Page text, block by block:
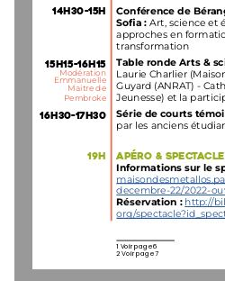
CONFÉRENCE DE
SOFIA : ART,
APPROCHES EN
TRANSFORMATION
TABLE RONDE
LAURIE CHARLIER
GUYARD (ANRAT) -
JEUNESSE) ET LA
SÉRIE DE
PAR LES ANCIENS
APÉRO &
INFORMATIONS
DECEMBRE-22/
RÉSERVATION : HTTP://
ORG/
1 VOIR PAGE 6
2 VOIR PAGE 7
14H30-15H
15H15-16H15
MODÉRATION
EMMANUELLE
MAITRE DE
PEMBROKE
16H30-17H30
19H